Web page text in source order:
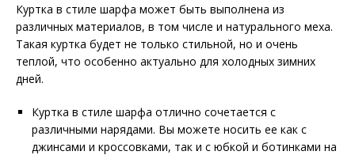
Куртка в стиле шарфа может быть выполнена из
различных материалов, в том числе и натурального меха.
Такая куртка будет не только стильной, но и очень
теплой, что особенно актуально для холодных зимних
дней.
Куртка в стиле шарфа отлично сочетается с
различными нарядами. Вы можете носить ее как с
джинсами и кроссовками, так и с юбкой и ботинками на